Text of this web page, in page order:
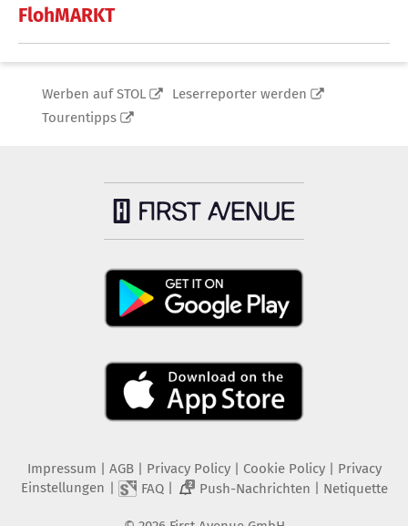
FlohMARKT
Werben auf STOL
Leserreporter werden
Tourentipps
Impressum | AGB | Privacy Policy| Cookie Policy| Privacy
Einstellungen | FAQ| 2 Push-Nachrichten | Netiquette